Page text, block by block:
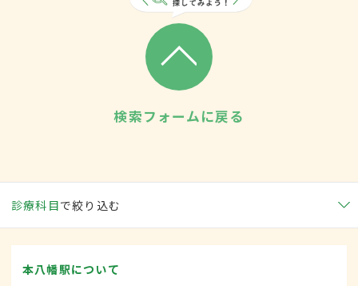
検索フォームに戻る
診療科目で絞り込む
本八幡駅について